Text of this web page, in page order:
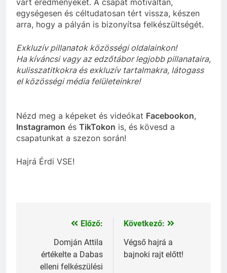
egységesen és céltudatosan tért vissza, készen
arra, hogy a pályán is bizonyítsa felkészültségét.
Exkluzív pillanatok közösségi oldalainkon!
Ha kíváncsi vagy az edzőtábor legjobb pillanataira,
kulisszatitkokra és exkluzív tartalmakra, látogass
el közösségi média felületeinkre!
Nézd meg a képeket és videókat Facebookon,
Instagramon és TikTokon is, és kövesd a
csapatunkat a szezon során!
Hajrá Érdi VSE!
Bejegyzés
navigáció
Előző:
Domján Attila
értékelte a Dabas
elleni felkészülési
Következő:
Végső hajrá a
bajnoki rajt előtt!